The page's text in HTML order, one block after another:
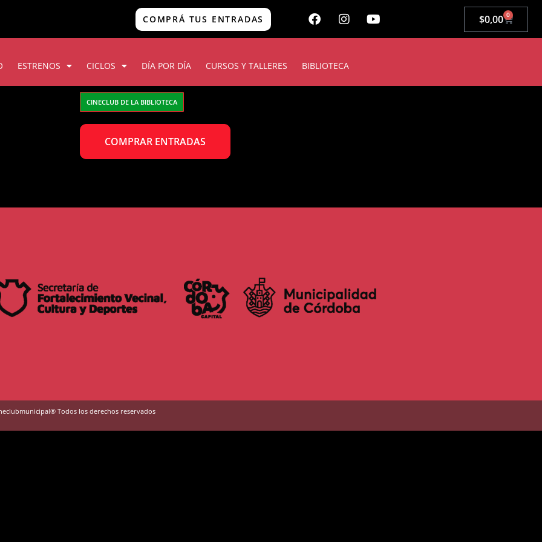
COMPRÁ TUS ENTRADAS $0,00 0
ESTRENOS CICLOS DÍA POR DÍA CURSOS Y TALLERES BIBLIOTECA
CINECLUB DE LA BIBLIOTECA
COMPRAR ENTRADAS
Todos los derechos reservados